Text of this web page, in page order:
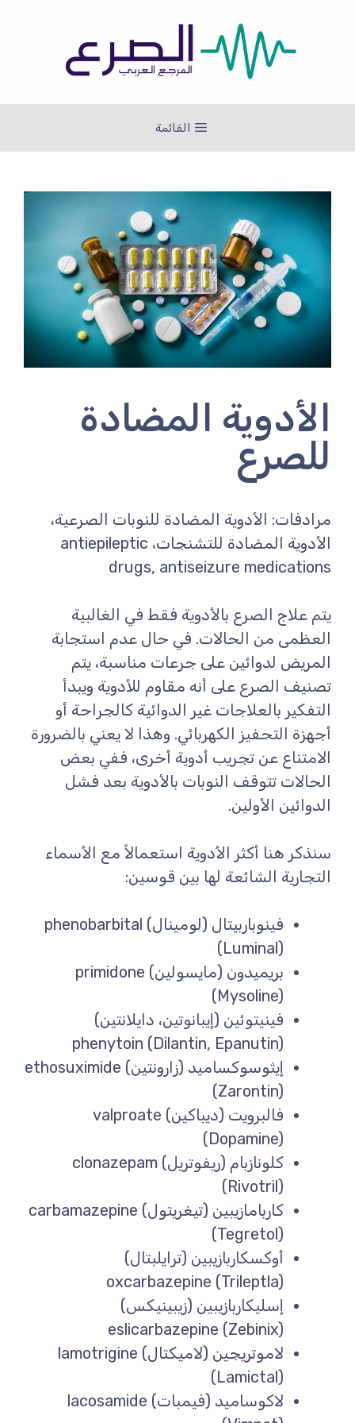
القائمة
الأدوية المضادة
للصرع
مرادفات: الأدوية المضادة للنوبات الصرعية،
الأدوية المضادة للتشنجات، antiepileptic
drugs, antiseizure medications
يتم علاج الصرع بالأدوية فقط في الغالبية
العظمى من الحالات. في حال عدم استجابة
المريض لدوائين على جرعات مناسبة، يتم
تصنيف الصرع على أنه مقاوم للأدوية ويبدأ
التفكير بالعلاجات غير الدوائية كالجراحة أو
أجهزة التحفيز الكهربائي. وهذا لا يعني بالضرورة
الامتناع عن تجريب أدوية أخرى، ففي بعض
الحالات تتوقف النوبات بالأدوية بعد فشل
الدوائين الأولين.
سنذكر هنا أكثر الأدوية استعمالاً مع الأسماء
التجارية الشائعة لها بين قوسين:
فينوباربيتال (لومينال) phenobarbital
(Luminal)
بريميدون (مايسولين) primidone
(Mysoline)
فينيتوئين (إيبانوتين، دايلانتين)
phenytoin (Dilantin, Epanutin)
إيثوسوكساميد (زارونتين) ethosuximide
(Zarontin)
فالبرويت (ديباكين) valproate
(Dopamine)
كلونازبام (ريفوتريل) clonazepam
(Rivotril)
كاربامازيبين (تيغريتول) carbamazepine
(Tegretol)
أوكسكاربازيبين (ترايلبتال)
oxcarbazepine (Trileptla)
إسليكاربازيبين (زيبينيكس)
eslicarbazepine (Zebinix)
لاموتريجين (لاميكتال) lamotrigine
(Lamictal)
لاكوساميد (فيمبات) lacosamide